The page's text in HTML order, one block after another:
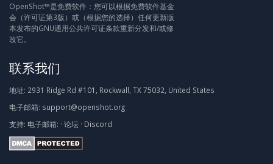
OpenShot™是免费软件：您可以根据免费软件基金
会（许可证第3版）或（根据您的选择）任何更新版
本发布的GNU通用公共许可证条款重新分发和/或修
改它。
联系我们
地址: 2931 Ridge Rd #101, Rockwall, TX 75032, United States
电子邮箱: support@openshot.org
支持: 电子邮箱: · 论坛 · Discord